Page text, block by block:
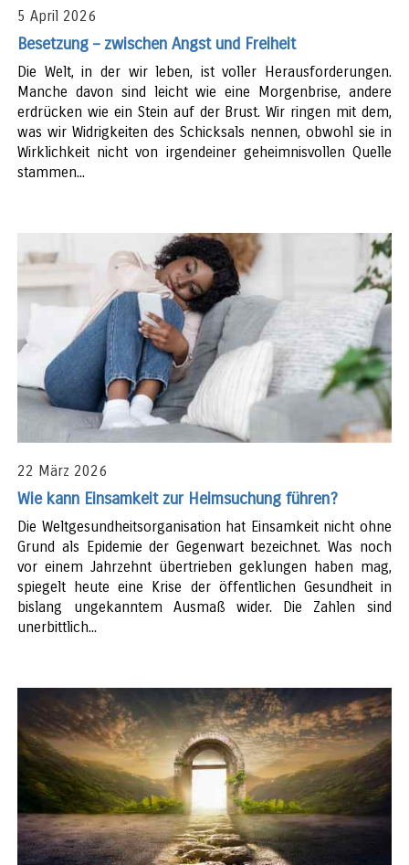
5 April 2026
Besetzung – zwischen Angst und Freiheit
Die Welt, in der wir leben, ist voller Herausforderungen.
Manche davon sind leicht wie eine Morgenbrise, andere
erdrücken wie ein Stein auf der Brust. Wir ringen mit dem,
was wir Widrigkeiten des Schicksals nennen, obwohl sie in
Wirklichkeit nicht von irgendeiner geheimnisvollen Quelle
stammen...
22 März 2026
Wie kann Einsamkeit zur Heimsuchung führen?
Die Weltgesundheitsorganisation hat Einsamkeit nicht ohne
Grund als Epidemie der Gegenwart bezeichnet. Was noch
vor einem Jahrzehnt übertrieben geklungen haben mag,
spiegelt heute eine Krise der öffentlichen Gesundheit in
bislang ungekanntem Ausmaß wider. Die Zahlen sind
unerbittlich...